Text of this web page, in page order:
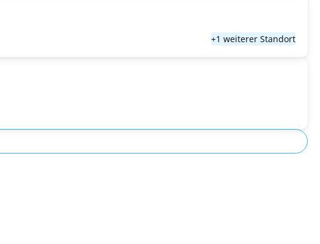
+1 weiterer Standort